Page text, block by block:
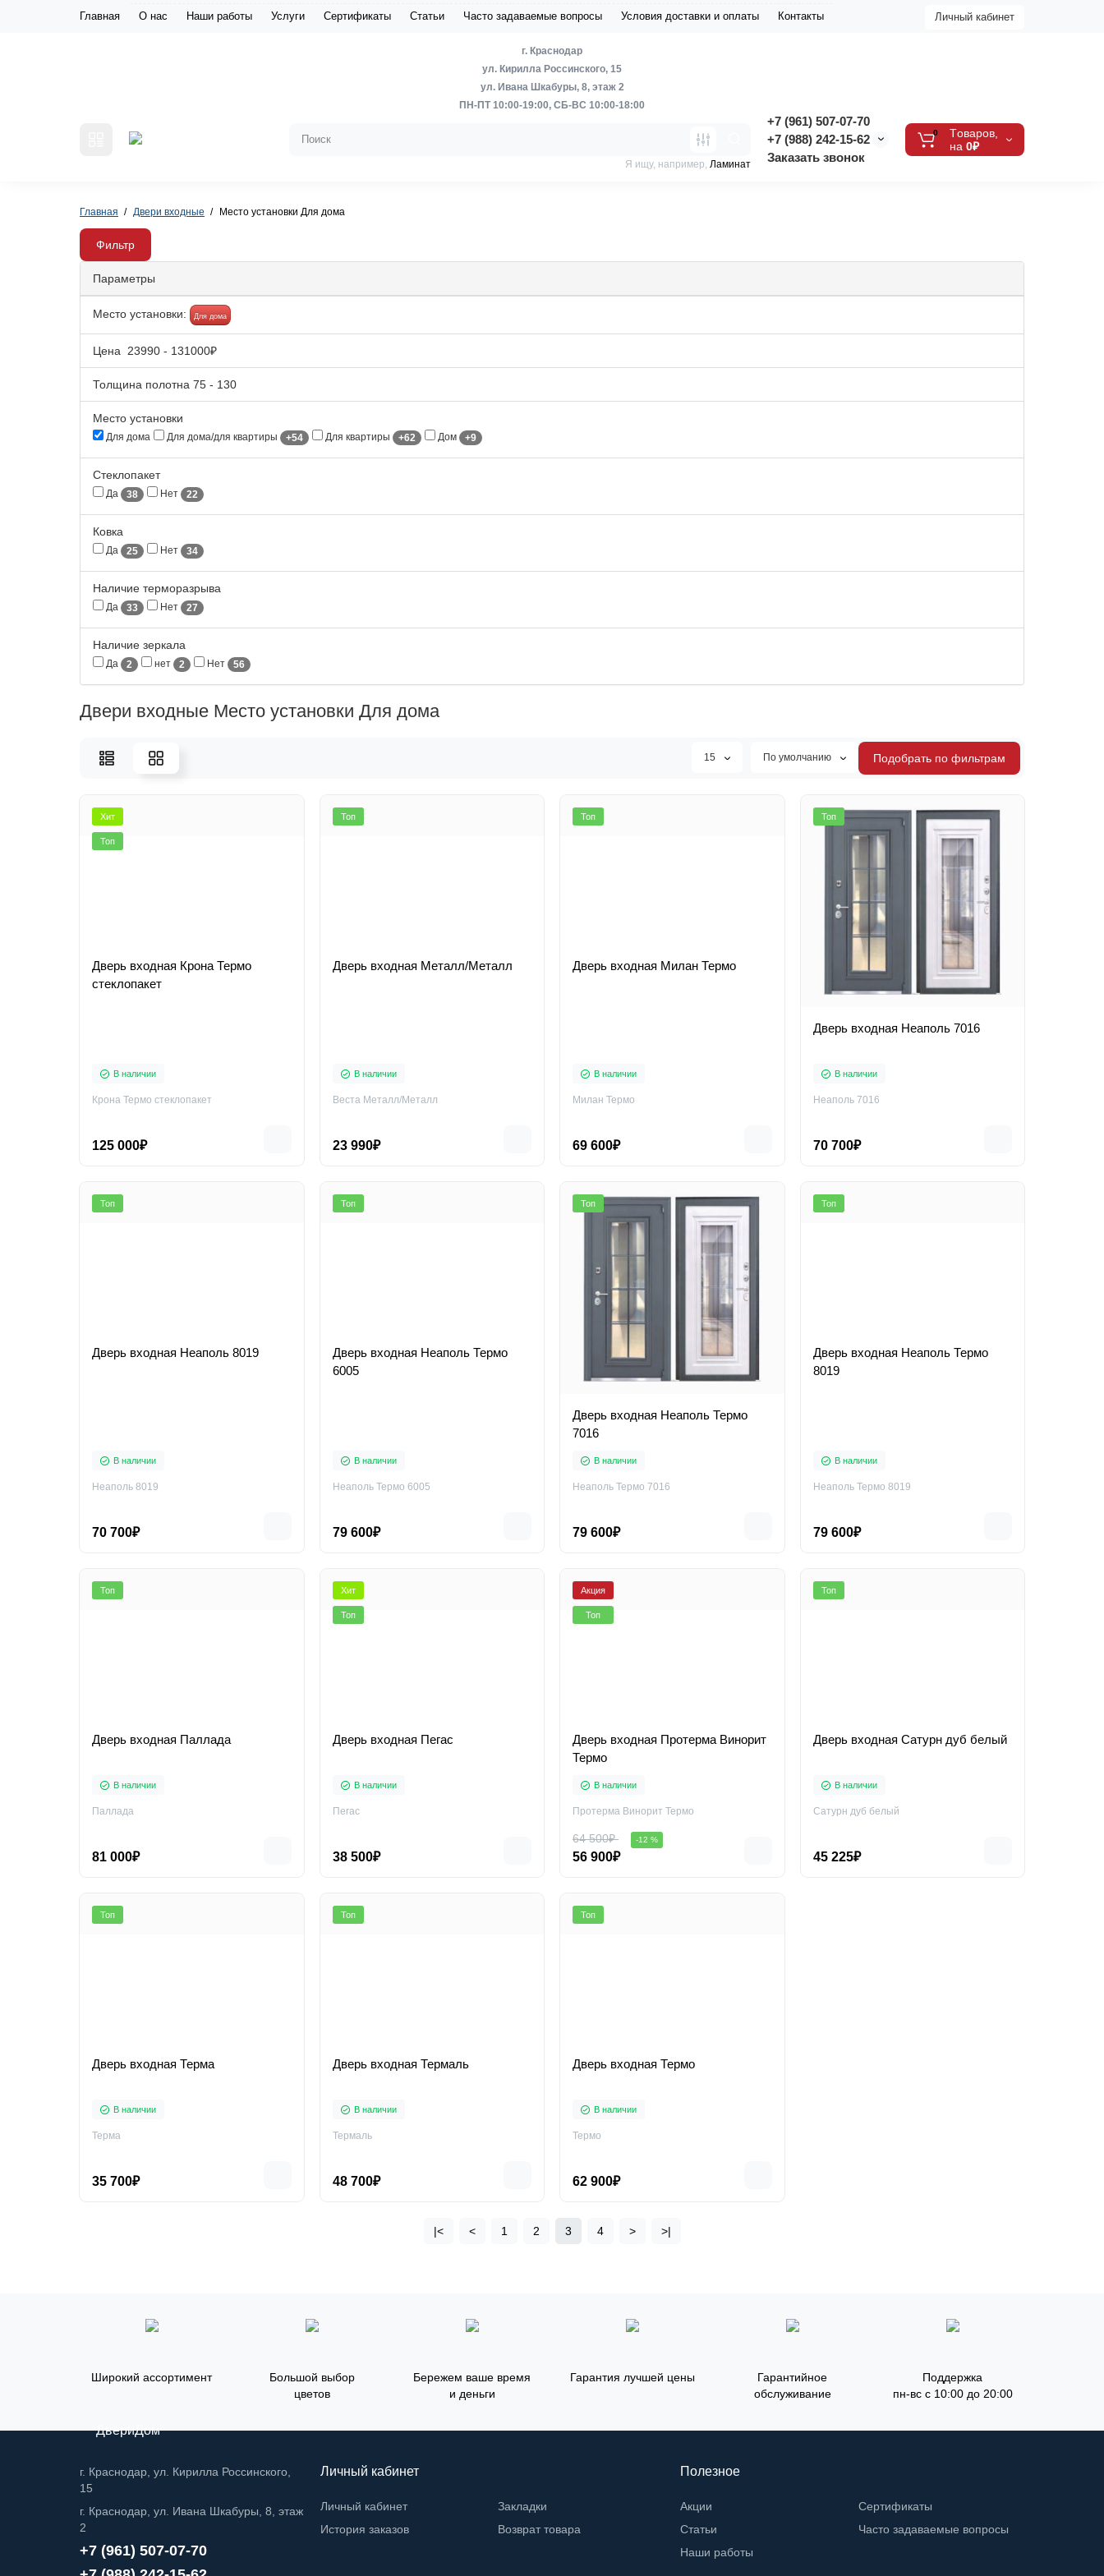
Главная О нас Наши работы Услуги Сертификаты Статьи Часто задаваемые вопросы Условия доставки и оплаты Контакты Личный кабинет
г. Краснодар
ул. Кирилла Россинского, 15
ул. Ивана Шкабуры, 8, этаж 2
ПН-ПТ 10:00-19:00, СБ-ВС 10:00-18:00
+7 (961) 507-07-70
+7 (988) 242-15-62
Заказать звонок
Я ищу, например, Ламинат
0
Tоваров,
на 0₽
Главная Двери входные Место установки Для дома
Фильтр
Параметры
Место установки: Для дома
Цена 23990 - 131000₽
Толщина полотна 75 - 130
Место установки
Для дома Для дома/для квартиры +54 Для квартиры +62 Дом +9
Стеклопакет
Да 38 Нет 22
Ковка
Да 25 Нет 34
Наличие терморазрыва
Да 33 Нет 27
Наличие зеркала
Да 2 нет 2 Нет 56
Двери входные Место установки Для дома
15 По умолчанию Подобрать по фильтрам
Хит
Топ
Дверь входная Крона Термо
стеклопакет
В наличии
Крона Термо стеклопакет
125 000₽
Топ
Дверь входная Металл/Металл
В наличии
Веста Металл/Металл
23 990₽
Топ
Дверь входная Милан Термо
В наличии
Милан Термо
69 600₽
Топ
Дверь входная Неаполь 7016
В наличии
Неаполь 7016
70 700₽
Топ
Дверь входная Неаполь 8019
В наличии
Неаполь 8019
70 700₽
Топ
Дверь входная Неаполь Термо
6005
В наличии
Неаполь Термо 6005
79 600₽
Топ
Дверь входная Неаполь Термо
7016
В наличии
Неаполь Термо 7016
79 600₽
Топ
Дверь входная Неаполь Термо
8019
В наличии
Неаполь Термо 8019
79 600₽
Топ
Дверь входная Паллада
В наличии
Паллада
81 000₽
Хит
Топ
Дверь входная Пегас
В наличии
Пегас
38 500₽
Акция
Топ
Дверь входная Протерма Винорит
Термо
В наличии
Протерма Винорит Термо
64 500₽ -12 %
56 900₽
Топ
Дверь входная Сатурн дуб белый
В наличии
Сатурн дуб белый
45 225₽
Топ
Дверь входная Терма
В наличии
Терма
35 700₽
Топ
Дверь входная Термаль
В наличии
Термаль
48 700₽
Топ
Дверь входная Термо
В наличии
Термо
62 900₽
|< < 1 2 3 4 > >|
Широкий ассортимент
Большой выбор
цветов
Бережем ваше время
и деньги
Гарантия лучшей цены
Гарантийное
обслуживание
Поддержка
пн-вс с 10:00 до 20:00
ДвериДом
г. Краснодар, ул. Кирилла Россинского,
15
г. Краснодар, ул. Ивана Шкабуры, 8, этаж
2
+7 (961) 507-07-70
Личный кабинет
Личный кабинет
История заказов
Закладки
Возврат товара
Полезное
Акции
Статьи
Наши работы
Сертификаты
Часто задаваемые вопросы